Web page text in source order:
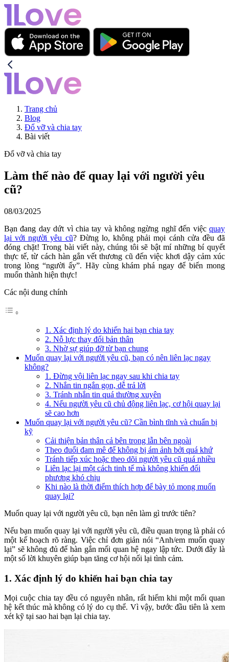
Trang chủ
Blog
Đổ vỡ và chia tay
Bài viết
Đổ vỡ và chia tay
Làm thế nào để quay lại với người yêu
cũ?
08/03/2025
Bạn đang day dứt vì chia tay và không ngừng nghĩ đến việc quay
lại với người yêu cũ? Đừng lo, không phải mọi cánh cửa đều đã
đóng chặt! Trong bài viết này, chúng tôi sẽ bật mí những bí quyết
thực tế, từ cách hàn gắn vết thương cũ đến việc khơi dậy cảm xúc
trong lòng “người ấy”. Hãy cùng khám phá ngay để biến mong
muốn thành hiện thực!
Các nội dung chính
1. Xác định lý do khiến hai bạn chia tay
2. Nỗ lực thay đổi bản thân
3. Nhờ sự giúp đỡ từ bạn chung
Muốn quay lại với người yêu cũ, bạn có nên liên lạc ngay
không?
1. Đừng vội liên lạc ngay sau khi chia tay
2. Nhắn tin ngắn gọn, dễ trả lời
3. Tránh nhắn tin quá thường xuyên
4. Nếu người yêu cũ chủ động liên lạc, cơ hội quay lại
sẽ cao hơn
Muốn quay lại với người yêu cũ? Cần bình tĩnh và chuẩn bị
kỹ
Cải thiện bản thân cả bên trong lẫn bên ngoài
Theo đuổi đam mê để không bị ám ảnh bởi quá khứ
Tránh tiếp xúc hoặc theo dõi người yêu cũ quá nhiều
Liên lạc lại một cách tinh tế mà không khiến đối
phương khó chịu
Khi nào là thời điểm thích hợp để bày tỏ mong muốn
quay lại?
Muốn quay lại với người yêu cũ, bạn nên làm gì trước tiên?
Nếu bạn muốn quay lại với người yêu cũ, điều quan trọng là phải có
một kế hoạch rõ ràng. Việc chỉ đơn giản nói “Anh/em muốn quay
lại” sẽ không đủ để hàn gắn mối quan hệ ngay lập tức. Dưới đây là
một số lời khuyên giúp bạn tăng cơ hội nối lại tình cảm.
1. Xác định lý do khiến hai bạn chia tay
Mọi cuộc chia tay đều có nguyên nhân, rất hiếm khi một mối quan
hệ kết thúc mà không có lý do cụ thể. Vì vậy, bước đầu tiên là xem
xét kỹ tại sao hai bạn lại chia tay.